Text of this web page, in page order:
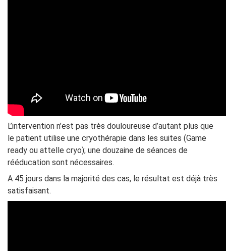
L’intervention n’est pas très douloureuse d’autant plus que
le patient utilise une cryothérapie dans les suites (Game
ready ou attelle cryo); une douzaine de séances de
rééducation sont nécessaires.
A 45 jours dans la majorité des cas, le résultat est déjà très
satisfaisant.